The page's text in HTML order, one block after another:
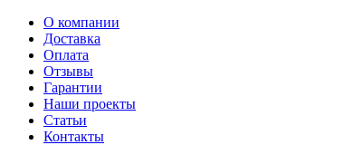
Перейти
содержимому
О компании
Доставка
Оплата
Отзывы
Гарантии
Наши проекты
Статьи
Контакты